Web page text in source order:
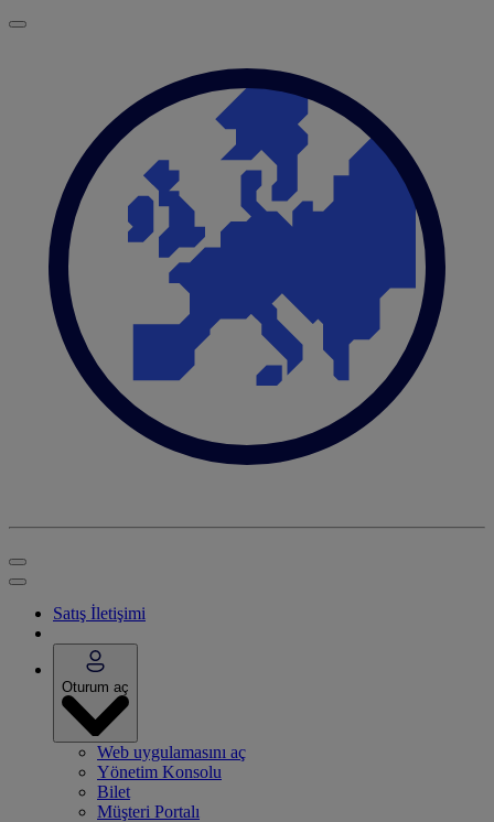
Satış İletişimi
Oturum aç
Web uygulamasını aç
Yönetim Konsolu
Bilet
Müşteri Portalı